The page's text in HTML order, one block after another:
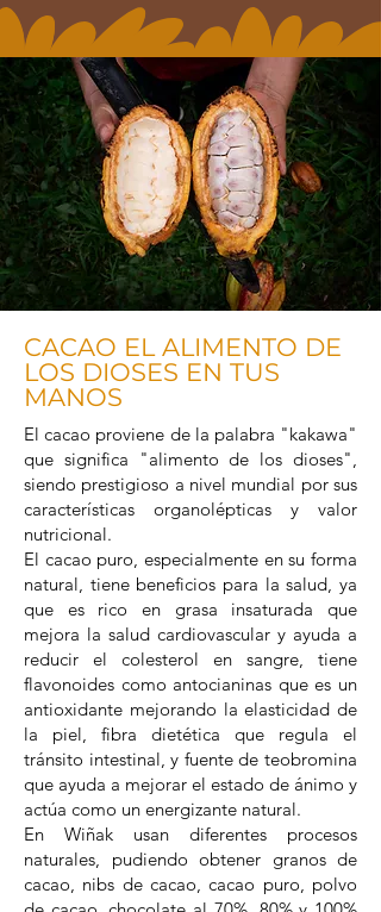
CACAO EL ALIMENTO DE
LOS DIOSES EN TUS
MANOS
El cacao proviene de la palabra "kakawa"
que significa "alimento de los dioses",
siendo prestigioso a nivel mundial por sus
características organolépticas y valor
nutricional.
El cacao puro, especialmente en su forma
natural, tiene beneficios para la salud, ya
que es rico en grasa insaturada que
mejora la salud cardiovascular y ayuda a
reducir el colesterol en sangre, tiene
flavonoides como antocianinas que es un
antioxidante mejorando la elasticidad de
la piel, fibra dietética que regula el
tránsito intestinal, y fuente de teobromina
que ayuda a mejorar el estado de ánimo y
actúa como un energizante natural.
En Wiñak usan diferentes procesos
naturales, pudiendo obtener granos de
cacao, nibs de cacao, cacao puro, polvo